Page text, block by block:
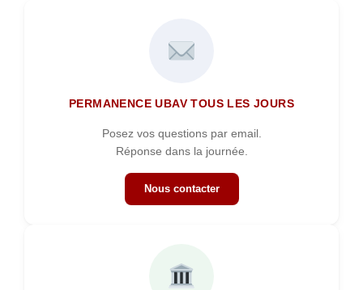
PERMANENCE UBAV TOUS LES JOURS
Posez vos questions par email.
Réponse dans la journée.
Nous contacter